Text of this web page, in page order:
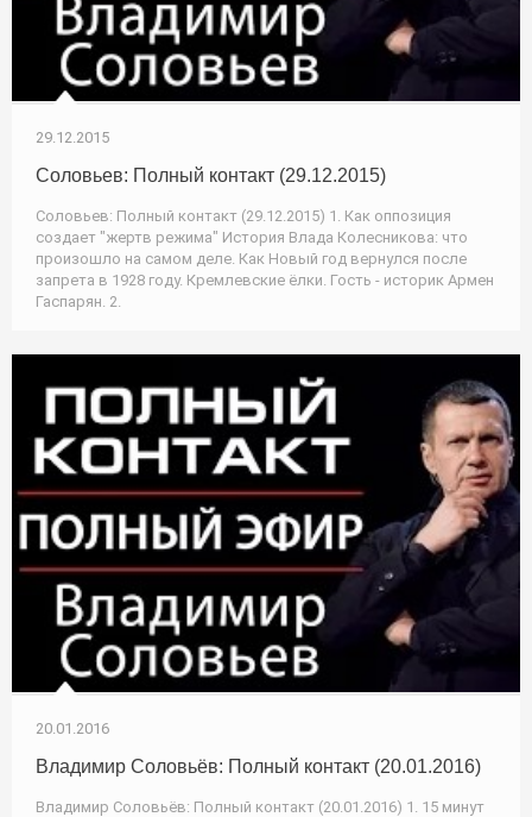
29.12.2015
Соловьев: Полный контакт (29.12.2015)
Соловьев: Полный контакт (29.12.2015) 1. Как оппозиция
создает "жертв режима" История Влада Колесникова: что
произошло на самом деле. Как Новый год вернулся после
запрета в 1928 году. Кремлевские ёлки. Гость - историк Армен
Гаспарян. 2.
20.01.2016
Владимир Соловьёв: Полный контакт (20.01.2016)
Владимир Соловьёв: Полный контакт (20.01.2016) 1. 15 минут